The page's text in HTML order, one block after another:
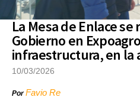
La Mesa de Enlace
Gobierno en
infraestructura, en la
10/03/2026
PorFavio Re